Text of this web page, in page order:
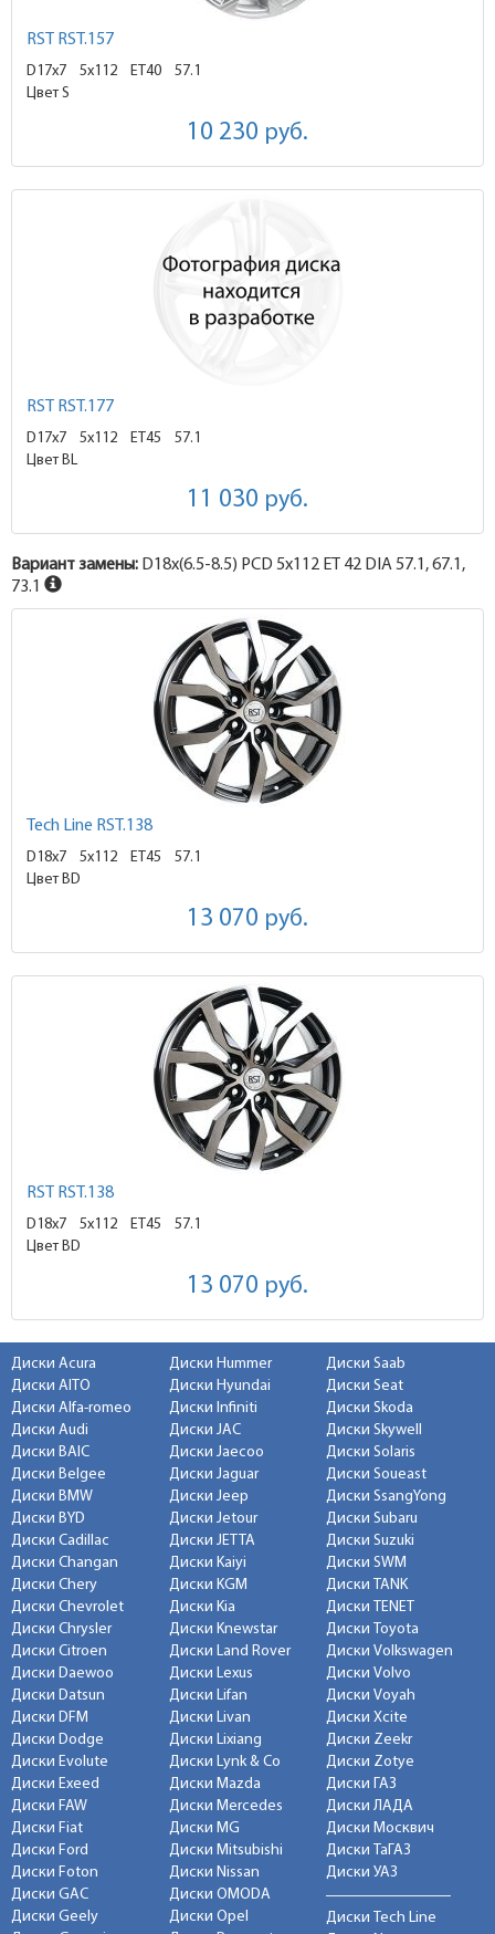
RST RST.157
D17x7 5x112 ET40
57.1
Цвет S
10 230 руб.
RST RST.177
D17x7 5x112 ET45
57.1
Цвет BL
11 030 руб.
Вариант замены: D18x(6.5-8.5) PCD 5x112 ET 42 DIA 57.1, 67.1,
73.1
Tech Line RST.138
D18x7 5x112 ET45
57.1
Цвет BD
13 070 руб.
RST RST.138
D18x7 5x112 ET45
57.1
Цвет BD
13 070 руб.
Диски Acura
Диски AITO
Диски Alfa-romeo
Диски Audi
Диски BAIC
Диски Belgee
Диски BMW
Диски BYD
Диски Cadillac
Диски Changan
Диски Chery
Диски Chevrolet
Диски Chrysler
Диски Citroen
Диски Daewoo
Диски Datsun
Диски DFM
Диски Dodge
Диски Evolute
Диски Exeed
Диски FAW
Диски Fiat
Диски Ford
Диски Foton
Диски GAC
Диски Geely
Диски Hummer
Диски Hyundai
Диски Infiniti
Диски JAC
Диски Jaecoo
Диски Jaguar
Диски Jeep
Диски Jetour
Диски JETTA
Диски Kaiyi
Диски KGM
Диски Kia
Диски Knewstar
Диски Land Rover
Диски Lexus
Диски Lifan
Диски Livan
Диски Lixiang
Диски Lynk & Co
Диски Mazda
Диски Mercedes
Диски MG
Диски Mitsubishi
Диски Nissan
Диски OMODA
Диски Opel
Диски Saab
Диски Seat
Диски Skoda
Диски Skywell
Диски Solaris
Диски Soueast
Диски SsangYong
Диски Subaru
Диски Suzuki
Диски SWM
Диски TANK
Диски TENET
Диски Toyota
Диски Volkswagen
Диски Volvo
Диски Voyah
Диски Xcite
Диски Zeekr
Диски Zotye
Диски ГАЗ
Диски ЛАДА
Диски Москвич
Диски ТаГАЗ
Диски УАЗ
Диски Tech Line